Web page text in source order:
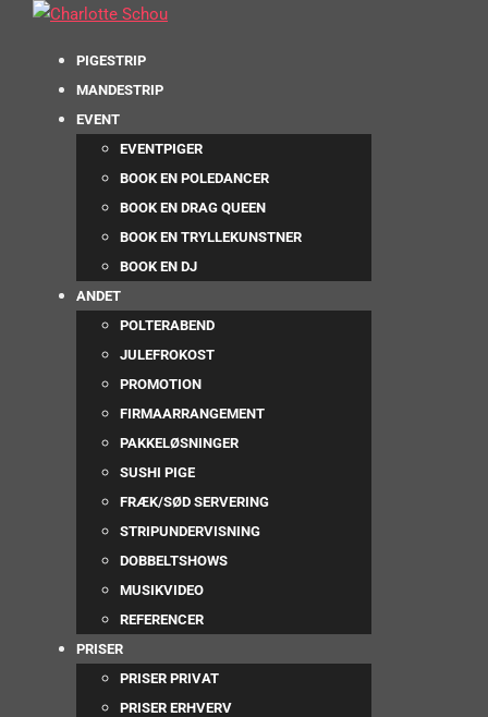
PIGESTRIP
MANDESTRIP
EVENT
EVENTPIGER
BOOK EN POLEDANCER
BOOK EN DRAG QUEEN
BOOK EN TRYLLEKUNSTNER
BOOK EN DJ
ANDET
POLTERABEND
JULEFROKOST
PROMOTION
FIRMAARRANGEMENT
PAKKELØSNINGER
SUSHI PIGE
FRÆK/SØD SERVERING
STRIPUNDERVISNING
DOBBELTSHOWS
MUSIKVIDEO
REFERENCER
PRISER
PRISER PRIVAT
PRISER ERHVERV